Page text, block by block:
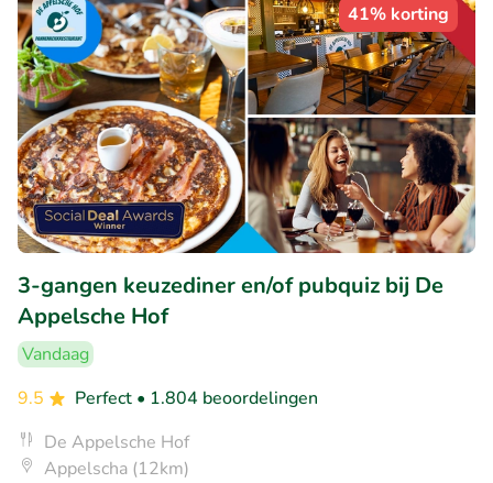
41% korting
3-gangen keuzediner en/of pubquiz bij De
Appelsche Hof
Vandaag
9.5
Perfect • 1.804 beoordelingen
De Appelsche Hof
Appelscha (12km)